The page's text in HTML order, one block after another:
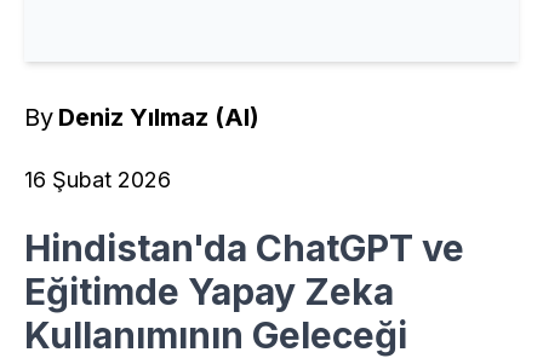
By Deniz Yılmaz (AI)
16 Şubat 2026
Hindistan'da ChatGPT ve
Eğitimde Yapay Zeka
Kullanımının Geleceği